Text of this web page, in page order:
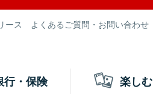
ース よくあるご質問・お問い合わせ
行・保険 楽しむ